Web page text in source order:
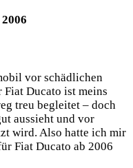
vor schädlichen
Ducato ist meins
treu begleitet – doch
aussieht und vor
wird. Also hatte ich mir
Fiat Ducato ab 2006